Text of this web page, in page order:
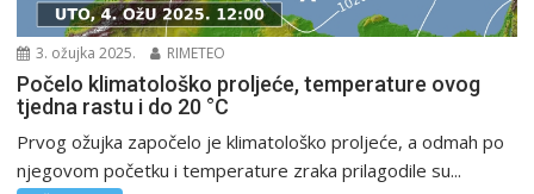
3. ožujka 2025. RIMETEO
Počelo klimatološko proljeće, temperature ovog
tjedna rastu i do 20 °C
Prvog ožujka započelo je klimatološko proljeće, a odmah po
njegovom početku i temperature zraka prilagodile su...